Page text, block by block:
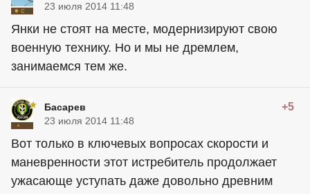
23 июля 2014 11:48
Янки не стоят на месте, модернизируют свою
военную технику. Но и мы не дремлем,
занимаемся тем же.
Басарев +5
23 июля 2014 11:48
Вот только в ключевых вопросах скорости и
маневренности этот истребитель продолжает
ужасающе уступать даже довольно древним